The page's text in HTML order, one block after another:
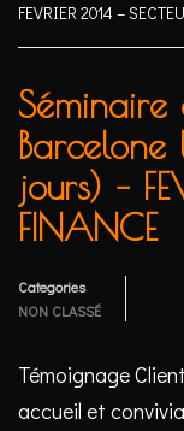
FEVRIER 2014 –
Séminaire de Récompense «
jours) –
FINANCE
Categories
NON CLASSÉ
Témoignage
accueil et